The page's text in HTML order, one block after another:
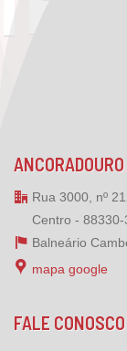
Rua 3000, nº
Centro - 88330-
Balneário
mapa google
FALE CONOSCO